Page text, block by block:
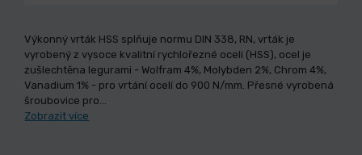
Výkonný vrták HSS splňuje normu DIN 338, RN, vrták je
vyrobený z vysoce kvalitní rychlořezné oceli (HSS), ocel je
zušlechtěna legurami - Wolfram 4%, Molybden 2%, Chrom 4%,
Vanadium 1% - pro vrtání ocelí do 900 N/mm. Přesné vyrobená
šroubovice pro…
Zobrazit více